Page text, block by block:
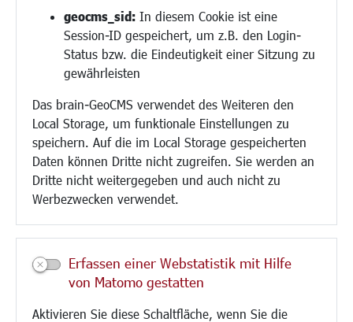
geocms_sid: In diesem Cookie ist eine
Session-ID gespeichert, um z.B. den Login-
Status bzw. die Eindeutigkeit einer Sitzung zu
gewährleisten
Das brain-GeoCMS verwendet des Weiteren den
Local Storage, um funktionale Einstellungen zu
speichern. Auf die im Local Storage gespeicherten
Daten können Dritte nicht zugreifen. Sie werden an
Dritte nicht weitergegeben und auch nicht zu
Werbezwecken verwendet.
Erfassen einer Webstatistik mit Hilfe
von Matomo gestatten
Aktivieren Sie diese Schaltfläche, wenn Sie die
Bauen/Umwelt/Mobilität
Bebauungsplanung
Verkehr/Mobilität
Glasfaserausbau
Aktuelle Baustellen
Paddelteich
CINDY S
Kultur/Freizeit/Tourismus
Veranstaltungen
Neue Stadthalle Langen
Bäder